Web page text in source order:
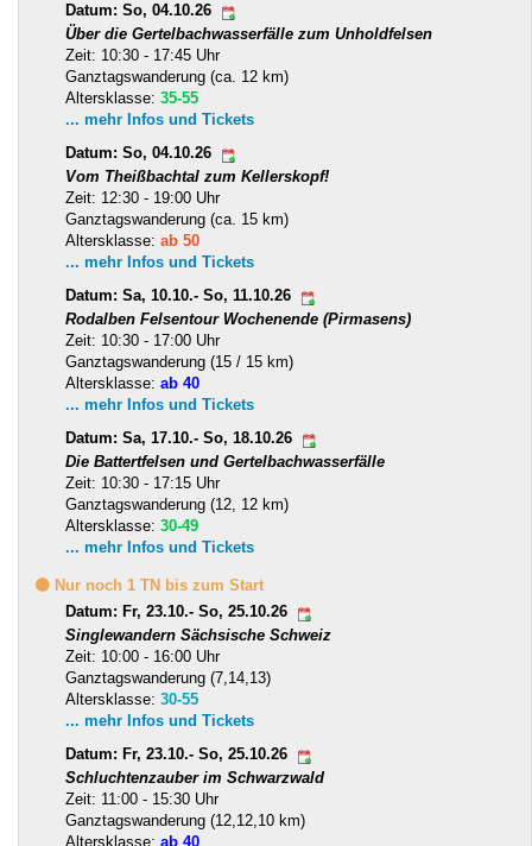
Datum: So, 04.10.26
Über die Gertelbachwasserfälle zum Unholdfelsen
Zeit: 10:30 - 17:45 Uhr
Ganztagswanderung (ca. 12 km)
Altersklasse: 35-55
... mehr Infos und Tickets
Datum: So, 04.10.26
Vom Theißbachtal zum Kellerskopf!
Zeit: 12:30 - 19:00 Uhr
Ganztagswanderung (ca. 15 km)
Altersklasse: ab 50
... mehr Infos und Tickets
Datum: Sa, 10.10.- So, 11.10.26
Rodalben Felsentour Wochenende (Pirmasens)
Zeit: 10:30 - 17:00 Uhr
Ganztagswanderung (15 / 15 km)
Altersklasse: ab 40
... mehr Infos und Tickets
Datum: Sa, 17.10.- So, 18.10.26
Die Battertfelsen und Gertelbachwasserfälle
Zeit: 10:30 - 17:15 Uhr
Ganztagswanderung (12, 12 km)
Altersklasse: 30-49
... mehr Infos und Tickets
🟡 Nur noch 1 TN bis zum Start
Datum: Fr, 23.10.- So, 25.10.26
Singlewandern Sächsische Schweiz
Zeit: 10:00 - 16:00 Uhr
Ganztagswanderung (7,14,13)
Altersklasse: 30-55
... mehr Infos und Tickets
Datum: Fr, 23.10.- So, 25.10.26
Schluchtenzauber im Schwarzwald
Zeit: 11:00 - 15:30 Uhr
Ganztagswanderung (12,12,10 km)
Altersklasse: ab 40